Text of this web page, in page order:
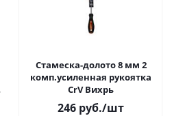
Стамеска-долото 8 мм 2
комп.усиленная рукоятка
CrV Вихрь
246 руб./шт